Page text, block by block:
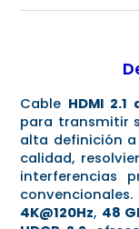
Cable HDMI
para transmitir
alta definición
calidad,
interferencias
4K@120Hz, 48